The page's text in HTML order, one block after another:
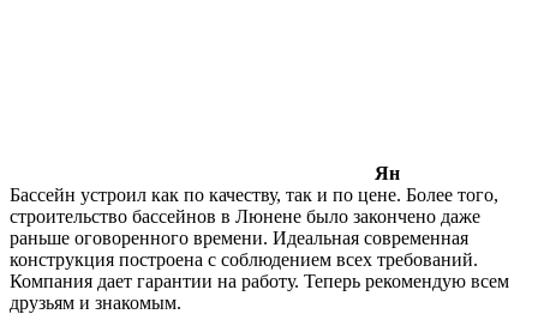
Ян
Бассейн устроил как по качеству, так и по цене. Более того,
строительство бассейнов в Люнене было закончено даже
раньше оговоренного времени. Идеальная современная
конструкция построена с соблюдением всех требований.
Компания дает гарантии на работу. Теперь рекомендую всем
друзьям и знакомым.